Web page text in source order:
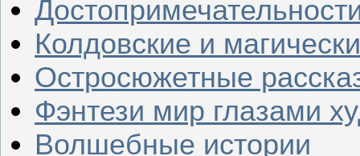
Колдовские и
Остросюжетные
Фэнтези мир глазами
Волшебные истории